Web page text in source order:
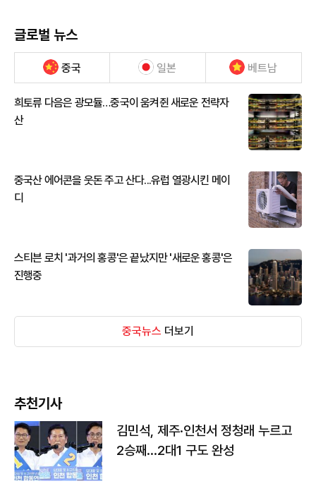
글로벌 뉴스
중국 일본 베트남
희토류 다음은 광모듈…중국이 움켜쥔 새로운 전략자
산
중국산 에어콘을 웃돈 주고 산다...유럽 열광시킨 메이
디
스티븐 로치 '과거의 홍콩'은 끝났지만 '새로운 홍콩'은
진행중
중국뉴스 더보기
추천기사
김민석, 제주·인천서 정청래 누르고
2승째…2대1 구도 완성